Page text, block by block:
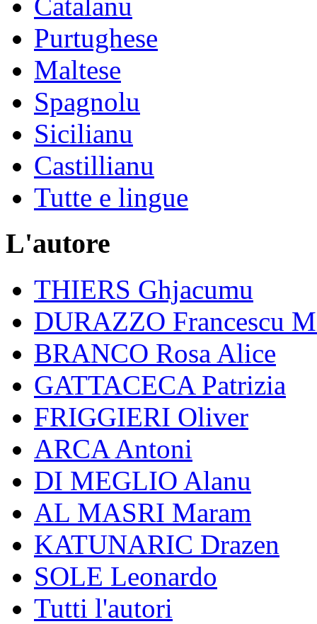
Catalanu
Purtughese
Maltese
Spagnolu
Sicilianu
Castillianu
Tutte e lingue
L'autore
THIERS Ghjacumu
DURAZZO Francescu
BRANCO Rosa Alice
GATTACECA Patrizia
FRIGGIERI Oliver
ARCA Antoni
DI MEGLIO Alanu
AL MASRI Maram
KATUNARIC Drazen
SOLE Leonardo
Tutti l'autori